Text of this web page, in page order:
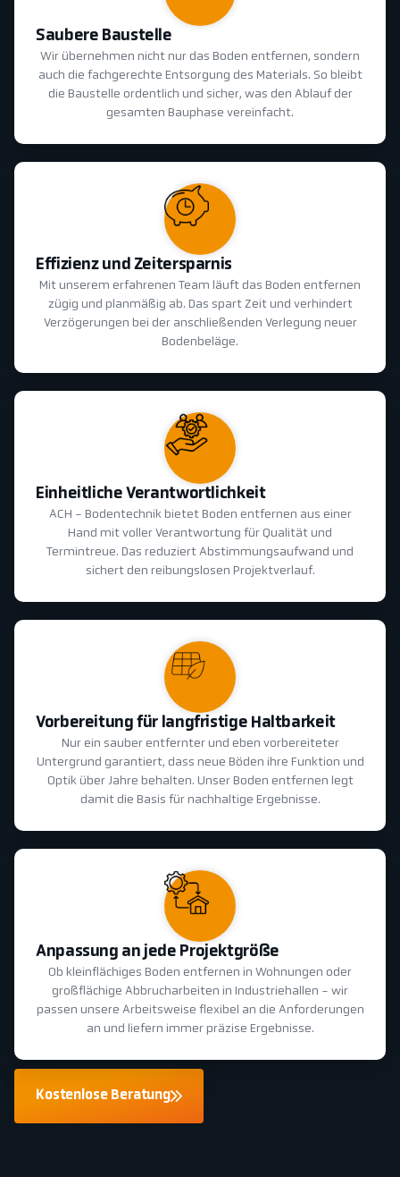
Saubere Baustelle
Wir übernehmen nicht nur das Boden entfernen, sondern
auch die fachgerechte Entsorgung des Materials. So bleibt
die Baustelle ordentlich und sicher, was den Ablauf der
gesamten Bauphase vereinfacht.
Effizienz und Zeitersparnis
Mit unserem erfahrenen Team läuft das Boden entfernen
zügig und planmäßig ab. Das spart Zeit und verhindert
Verzögerungen bei der anschließenden Verlegung neuer
Bodenbeläge.
Einheitliche Verantwortlichkeit
ACH - Bodentechnik bietet Boden entfernen aus einer
Hand mit voller Verantwortung für Qualität und
Termintreue. Das reduziert Abstimmungsaufwand und
sichert den reibungslosen Projektverlauf.
Vorbereitung für langfristige Haltbarkeit
Nur ein sauber entfernter und eben vorbereiteter
Untergrund garantiert, dass neue Böden ihre Funktion und
Optik über Jahre behalten. Unser Boden entfernen legt
damit die Basis für nachhaltige Ergebnisse.
Anpassung an jede Projektgröße
Ob kleinflächiges Boden entfernen in Wohnungen oder
großflächige Abbrucharbeiten in Industriehallen - wir
passen unsere Arbeitsweise flexibel an die Anforderungen
an und liefern immer präzise Ergebnisse.
Kostenlose Beratung